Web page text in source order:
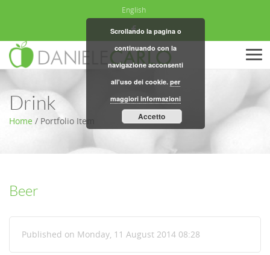
English
Drink
Home / Portfolio Item
Beer
Published on Monday, 11 August 2014 08:28
Scrollando la pagina o
continuando con la
navigazione acconsenti
all'uso dei cookie. per
maggiori informazioni
Accetto